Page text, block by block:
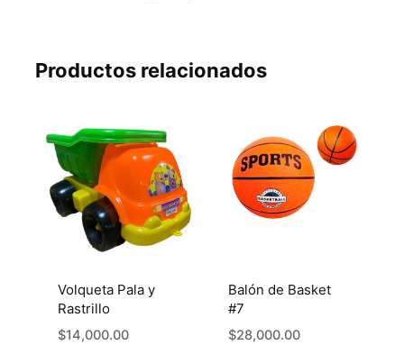
Productos relacionados
Volqueta Pala y
Rastrillo
$14,000.00
Balón de Basket
#7
$28,000.00